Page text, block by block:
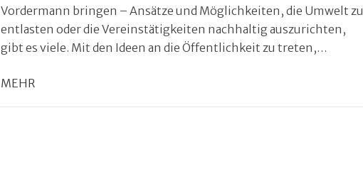
Vordermann bringen – Ansätze und Möglichkeiten, die Umwelt zu
entlasten oder die Vereinstätigkeiten nachhaltig auszurichten,
gibt es viele. Mit den Ideen an die Öffentlichkeit zu treten,…
MEHR